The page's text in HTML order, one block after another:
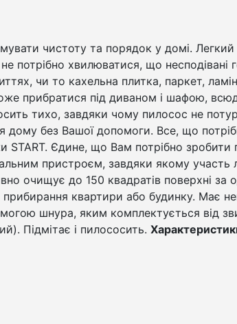
чистоту та порядок у домі.
потрібно хвилюватися, що несподівані
чи то кахельна плитка, паркет,
прибратися під диваном і шафою,
тихо, завдяки чому пилосос не
дому без Вашої допомоги. Все, що
Єдине, що Вам потрібно зробити
пристроєм, завдяки якому
очищує до 150 квадратів поверхні за
прибирання квартири або будинку. Має
шнура, яким комплектується від
Підмітає і пилососить.